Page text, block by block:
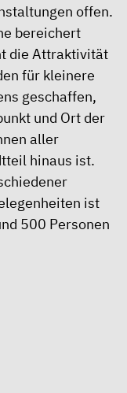
offen.
bereichert
die Attraktivität
für kleinere
geschaffen,
und Ort der
aller
hinaus ist.
ist
500 Personen